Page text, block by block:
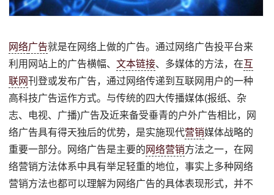
网络广告就是在网络上做的广告。通过网络广告投平台来
利用网站上的广告横幅、文本链接、多媒体的方法，在互
联网刊登或发布广告，通过网络传递到互联网用户的一种
高科技广告运作方式。与传统的四大传播媒体(报纸、杂
志、电视、广播)广告及近来备受垂青的户外广告相比，网
络广告具有得天独后的优势，是实施现代营销媒体战略的
重要一部分。网络广告是主要的 网络营销方法之一，在网
络营销方法体系中具有举足轻重的地位，事实上多种网络
营销方法也都可以理解为网络广告的具体表现形式，并不